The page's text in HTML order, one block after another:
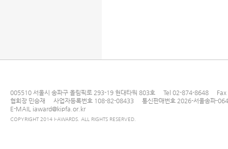
005510 서울시 송파구 올림픽로 293-19 현대타워 803호 Tel 02-874-8648
협회장 민승재
사업자등록번호 108-82-08433
통신판매번호 2026-서울송파-
E-MAIL iaward@kipfa.or.kr
COPYRIGHT 2014 I-AWARDS. ALL RIGHTS RESERVED.